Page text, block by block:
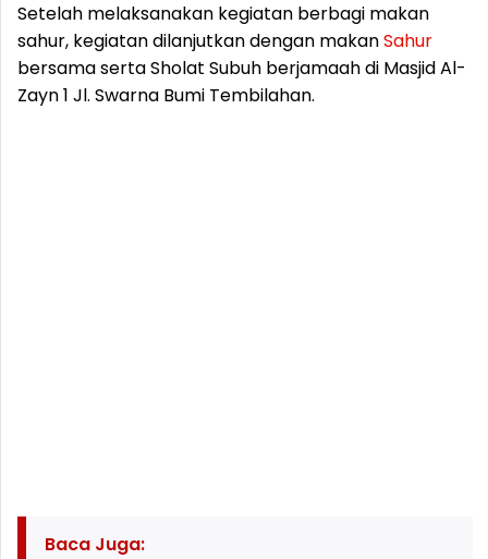
Setelah melaksanakan kegiatan berbagi makan
sahur, kegiatan dilanjutkan dengan makanSahur
bersama serta Sholat Subuh berjamaah di Masjid Al-
Zayn 1 Jl. Swarna Bumi Tembilahan.
Baca Juga: